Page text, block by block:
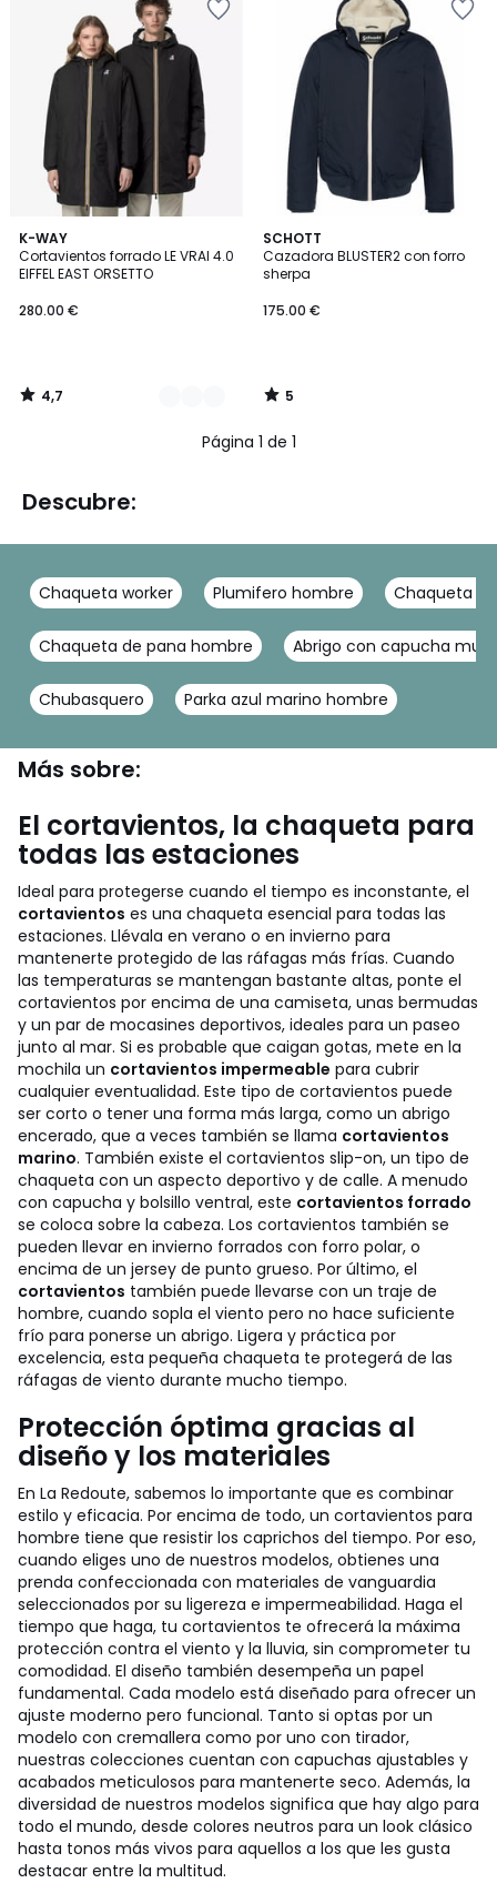
K-WAY
Cortavientos forrado LE VRAI 4.0
EIFFEL EAST ORSETTO
280.00 €
4,7
/ 5
3
Colores
4,7
/
SCHOTT
Cazadora BLUSTER2 con forro
sherpa
175.00 €
5
/
5
5
/
Página 1 de 1
Descubre:
Chaqueta worker Plumifero hombre Chaqueta
Chaqueta de pana hombre Abrigo con capucha
Chubasquero Parka azul marino hombre
Más sobre:
El cortavientos, la chaqueta para
todas las estaciones
Ideal para protegerse cuando el tiempo es inconstante, el
cortavientos es una chaqueta esencial para todas las
estaciones. Llévala en verano o en invierno para
mantenerte protegido de las ráfagas más frías. Cuando
las temperaturas se mantengan bastante altas, ponte el
cortavientos por encima de una camiseta, unas bermudas
y un par de mocasines deportivos, ideales para un paseo
junto al mar. Si es probable que caigan gotas, mete en la
mochila un cortavientos impermeable para cubrir
cualquier eventualidad. Este tipo de cortavientos puede
ser corto o tener una forma más larga, como un abrigo
encerado, que a veces también se llama cortavientos
marino. También existe el cortavientos slip-on, un tipo de
chaqueta con un aspecto deportivo y de calle. A menudo
con capucha y bolsillo ventral, este cortavientos forrado
se coloca sobre la cabeza. Los cortavientos también se
pueden llevar en invierno forrados con forro polar, o
encima de un jersey de punto grueso. Por último, el
cortavientos también puede llevarse con un traje de
hombre, cuando sopla el viento pero no hace suficiente
frío para ponerse un abrigo. Ligera y práctica por
excelencia, esta pequeña chaqueta te protegerá de las
ráfagas de viento durante mucho tiempo.
Protección óptima gracias al
diseño y los materiales
En La Redoute, sabemos lo importante que es combinar
estilo y eficacia. Por encima de todo, un cortavientos para
hombre tiene que resistir los caprichos del tiempo. Por eso,
cuando eliges uno de nuestros modelos, obtienes una
prenda confeccionada con materiales de vanguardia
seleccionados por su ligereza e impermeabilidad. Haga el
tiempo que haga, tu cortavientos te ofrecerá la máxima
protección contra el viento y la lluvia, sin comprometer tu
comodidad. El diseño también desempeña un papel
fundamental. Cada modelo está diseñado para ofrecer un
ajuste moderno pero funcional. Tanto si optas por un
modelo con cremallera como por uno con tirador,
nuestras colecciones cuentan con capuchas ajustables y
acabados meticulosos para mantenerte seco. Además, la
diversidad de nuestros modelos significa que hay algo para
todo el mundo, desde colores neutros para un look clásico
hasta tonos más vivos para aquellos a los que les gusta
destacar entre la multitud.